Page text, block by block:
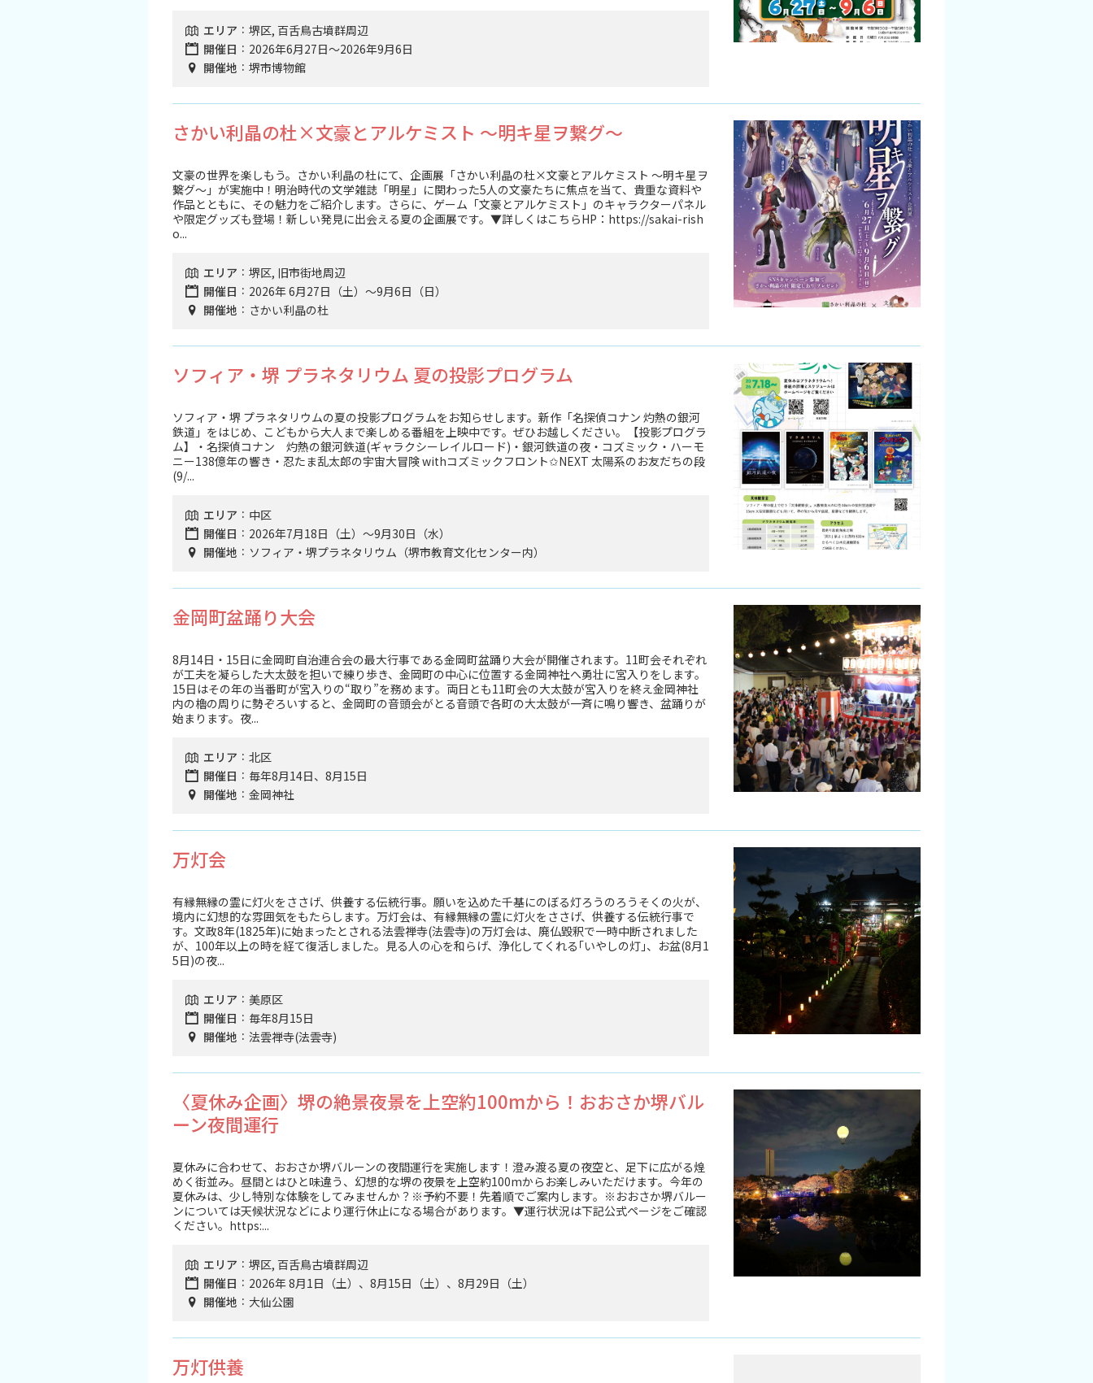
エリア
堺区, 百舌鳥古墳群周辺
開催日
2026年6月27日～2026年9月6日
開催地
堺市博物館
さかい利晶の杜×文豪とアルケミスト ～明キ星ヲ繋グ～
文豪の世界を楽しもう。さかい利晶の杜にて、企画展「さかい利晶の杜×文豪とアルケミスト ～明キ星ヲ
繋グ～」が実施中！明治時代の文学雑誌「明星」に関わった5人の文豪たちに焦点を当て、貴重な資料や
作品とともに、その魅力をご紹介します。さらに、ゲーム「文豪とアルケミスト」のキャラクターパネル
や限定グッズも登場！新しい発見に出会える夏の企画展です。▼詳しくはこちらHP：https://sakai-rish
o...
エリア
堺区, 旧市街地周辺
開催日
2026年 6月27日（土）～9月6日（日）
開催地
さかい利晶の杜
ソフィア・堺 プラネタリウム 夏の投影プログラム
ソフィア・堺 プラネタリウムの夏の投影プログラムをお知らせします。新作「名探偵コナン 灼熱の銀河
鉄道」をはじめ、こどもから大人まで楽しめる番組を上映中です。ぜひお越しください。【投影プログラ
ム】・名探偵コナン 灼熱の銀河鉄道(ギャラクシーレイルロード)・銀河鉄道の夜・コズミック・ハーモ
ニー138億年の響き・忍たま乱太郎の宇宙大冒険 withコズミックフロント✩NEXT 太陽系のお友だちの段
(9/...
エリア
中区
開催日
2026年7月18日（土）～9月30日（水）
開催地
ソフィア・堺プラネタリウム（堺市教育文化センター内）
金岡町盆踊り大会
8月14日・15日に金岡町自治連合会の最大行事である金岡町盆踊り大会が開催されます。11町会それぞれ
が工夫を凝らした大太鼓を担いで練り歩き、金岡町の中心に位置する金岡神社へ勇壮に宮入りをします。
15日はその年の当番町が宮入りの“取り”を務めます。両日とも11町会の大太鼓が宮入りを終え金岡神社
内の櫓の周りに勢ぞろいすると、金岡町の音頭会がとる音頭で各町の大太鼓が一斉に鳴り響き、盆踊りが
始まります。夜...
エリア
北区
開催日
毎年8月14日、8月15日
開催地
金岡神社
万灯会
有縁無縁の霊に灯火をささげ、供養する伝統行事。願いを込めた千基にのぼる灯ろうのろうそくの火が、
境内に幻想的な雰囲気をもたらします。万灯会は、有縁無縁の霊に灯火をささげ、供養する伝統行事で
す。文政8年(1825年)に始まったとされる法雲禅寺(法雲寺)の万灯会は、廃仏毀釈で一時中断されました
が、100年以上の時を経て復活しました。見る人の心を和らげ、浄化してくれる｢いやしの灯｣、お盆(8月1
5日)の夜...
エリア
美原区
開催日
毎年8月15日
開催地
法雲禅寺(法雲寺)
〈夏休み企画〉堺の絶景夜景を上空約100mから！おおさか堺バル
ーン夜間運行
夏休みに合わせて、おおさか堺バルーンの夜間運行を実施します！澄み渡る夏の夜空と、足下に広がる煌
めく街並み。昼間とはひと味違う、幻想的な堺の夜景を上空約100mからお楽しみいただけます。今年の
夏休みは、少し特別な体験をしてみませんか？※予約不要！先着順でご案内します。※おおさか堺バルー
ンについては天候状況などにより運行休止になる場合があります。▼運行状況は下記公式ページをご確認
ください。https:...
エリア
堺区, 百舌鳥古墳群周辺
開催日
2026年 8月1日（土）、8月15日（土）、8月29日（土）
開催地
大仙公園
万灯供養